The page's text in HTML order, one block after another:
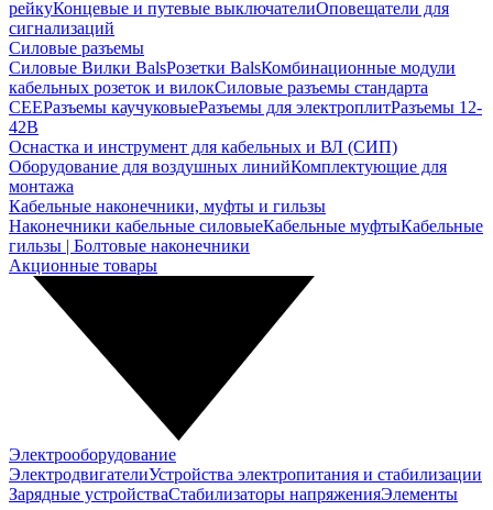
рейкуКонцевые и путевые выключателиОповещатели для
сигнализаций
Силовые разъемы
Силовые Вилки BalsРозетки BalsКомбинационные модули
кабельных розеток и вилокСиловые разъемы стандарта
CEEРазъемы каучуковыеРазъемы для электроплитРазъемы 12-
42В
Оснастка и инструмент для кабельных и ВЛ (СИП)
Оборудование для воздушных линийКомплектующие для
монтажа
Кабельные наконечники, муфты и гильзы
Наконечники кабельные силовыеКабельные муфтыКабельные
гильзы | Болтовые наконечники
Акционные товары
Электрооборудование
ЭлектродвигателиУстройства электропитания и стабилизации
Зарядные устройстваСтабилизаторы напряженияЭлементы